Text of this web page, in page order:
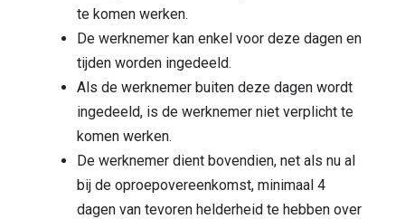
te komen werken.
De werknemer kan enkel voor deze dagen en
tijden worden ingedeeld.
Als de werknemer buiten deze dagen wordt
ingedeeld, is de werknemer niet verplicht te
komen werken.
De werknemer dient bovendien, net als nu al
bij de oproepovereenkomst, minimaal 4
dagen van tevoren helderheid te hebben over